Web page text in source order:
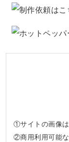
①サイトの画像は
②商用利用可能